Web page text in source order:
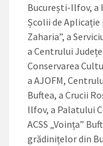
București-Ilfov, a
Școlii de
Zaharia”, a
a Centrului
Conservarea
a AJOFM,
Buftea, a Crucii
Ilfov, a Palatului
ACSS „Voința”
grădinițelor din